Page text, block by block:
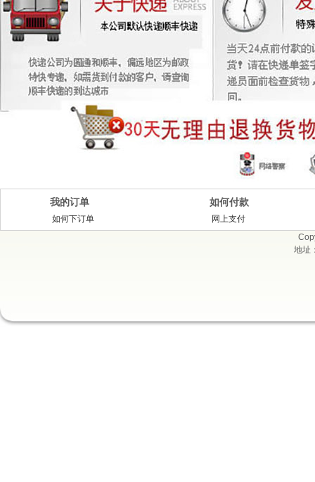
我的订单
如何下订单
如何付款
网上支付
地址